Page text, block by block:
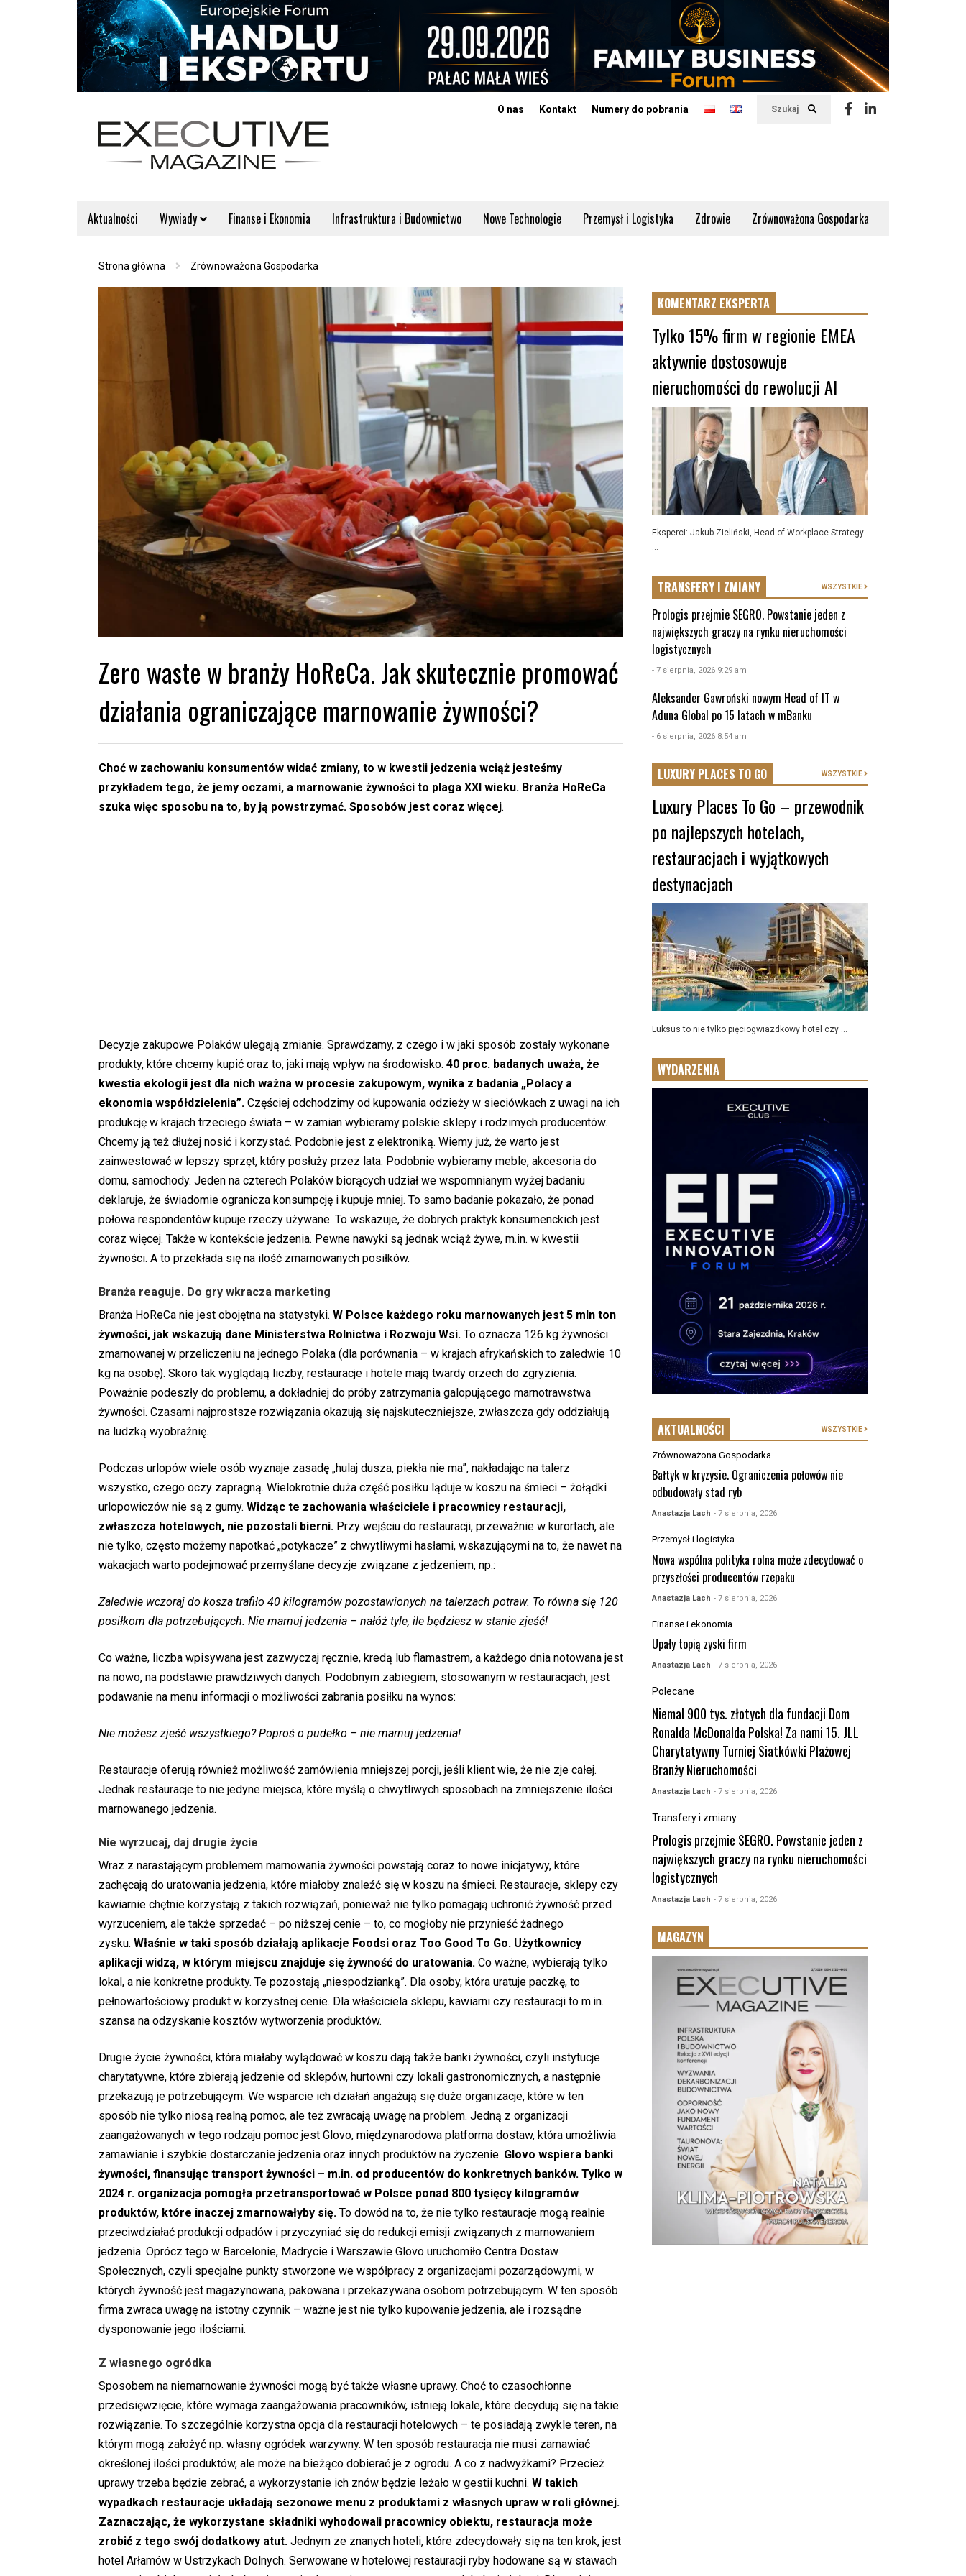
Szukaj
O nas Kontakt Numery do pobrania
Aktualności Wywiady Finanse i Ekonomia Infrastruktura i Budownictwo Nowe Technologie Przemysł i Logistyka Zdrowie Zrównoważona Gospodarka
Strona główna Zrównoważona Gospodarka
Zero waste w branży HoReCa. Jak skutecznie promować
działania ograniczające marnowanie żywności?
Choć w zachowaniu konsumentów widać zmiany, to w kwestii jedzenia wciąż jesteśmy
przykładem tego, że jemy oczami, a marnowanie żywności to plaga XXI wieku. Branża HoReCa
szuka więc sposobu na to, by ją powstrzymać. Sposobów jest coraz więcej.
Decyzje zakupowe Polaków ulegają zmianie. Sprawdzamy, z czego i w jaki sposób zostały wykonane
produkty, które chcemy kupić oraz to, jaki mają wpływ na środowisko. 40 proc. badanych uważa, że
kwestia ekologii jest dla nich ważna w procesie zakupowym, wynika z badania „Polacy a
ekonomia współdzielenia”. Częściej odchodzimy od kupowania odzieży w sieciówkach z uwagi na ich
produkcję w krajach trzeciego świata – w zamian wybieramy polskie sklepy i rodzimych producentów.
Chcemy ją też dłużej nosić i korzystać. Podobnie jest z elektroniką. Wiemy już, że warto jest
zainwestować w lepszy sprzęt, który posłuży przez lata. Podobnie wybieramy meble, akcesoria do
domu, samochody. Jeden na czterech Polaków biorących udział we wspomnianym wyżej badaniu
deklaruje, że świadomie ogranicza konsumpcję i kupuje mniej. To samo badanie pokazało, że ponad
połowa respondentów kupuje rzeczy używane. To wskazuje, że dobrych praktyk konsumenckich jest
coraz więcej. Także w kontekście jedzenia. Pewne nawyki są jednak wciąż żywe, m.in. w kwestii
żywności. A to przekłada się na ilość zmarnowanych posiłków.
Branża reaguje. Do gry wkracza marketing
Branża HoReCa nie jest obojętna na statystyki. W Polsce każdego roku marnowanych jest 5 mln ton
żywności, jak wskazują dane Ministerstwa Rolnictwa i Rozwoju Wsi. To oznacza 126 kg żywności
zmarnowanej w przeliczeniu na jednego Polaka (dla porównania – w krajach afrykańskich to zaledwie 10
kg na osobę). Skoro tak wyglądają liczby, restauracje i hotele mają twardy orzech do zgryzienia.
Poważnie podeszły do problemu, a dokładniej do próby zatrzymania galopującego marnotrawstwa
żywności. Czasami najprostsze rozwiązania okazują się najskuteczniejsze, zwłaszcza gdy oddziałują
na ludzką wyobraźnię.
Podczas urlopów wiele osób wyznaje zasadę „hulaj dusza, piekła nie ma”, nakładając na talerz
wszystko, czego oczy zapragną. Wielokrotnie duża część posiłku ląduje w koszu na śmieci – żołądki
urlopowiczów nie są z gumy. Widząc te zachowania właściciele i pracownicy restauracji,
zwłaszcza hotelowych, nie pozostali bierni. Przy wejściu do restauracji, przeważnie w kurortach, ale
nie tylko, często możemy napotkać „potykacze” z chwytliwymi hasłami, wskazującymi na to, że nawet na
wakacjach warto podejmować przemyślane decyzje związane z jedzeniem, np.:
Zaledwie wczoraj do kosza trafiło 40 kilogramów pozostawionych na talerzach potraw. To równa się 120
posiłkom dla potrzebujących. Nie marnuj jedzenia – nałóż tyle, ile będziesz w stanie zjeść!
Co ważne, liczba wpisywana jest zazwyczaj ręcznie, kredą lub flamastrem, a każdego dnia notowana jest
na nowo, na podstawie prawdziwych danych. Podobnym zabiegiem, stosowanym w restauracjach, jest
podawanie na menu informacji o możliwości zabrania posiłku na wynos:
Nie możesz zjeść wszystkiego? Poproś o pudełko – nie marnuj jedzenia!
Restauracje oferują również możliwość zamówienia mniejszej porcji, jeśli klient wie, że nie zje całej.
Jednak restauracje to nie jedyne miejsca, które myślą o chwytliwych sposobach na zmniejszenie ilości
marnowanego jedzenia.
Nie wyrzucaj, daj drugie życie
Wraz z narastającym problemem marnowania żywności powstają coraz to nowe inicjatywy, które
zachęcają do uratowania jedzenia, które miałoby znaleźć się w koszu na śmieci. Restauracje, sklepy czy
kawiarnie chętnie korzystają z takich rozwiązań, ponieważ nie tylko pomagają uchronić żywność przed
wyrzuceniem, ale także sprzedać – po niższej cenie – to, co mogłoby nie przynieść żadnego
zysku. Właśnie w taki sposób działają aplikacje Foodsi oraz Too Good To Go. Użytkownicy
aplikacji widzą, w którym miejscu znajduje się żywność do uratowania. Co ważne, wybierają tylko
lokal, a nie konkretne produkty. Te pozostają „niespodzianką”. Dla osoby, która uratuje paczkę, to
pełnowartościowy produkt w korzystnej cenie. Dla właściciela sklepu, kawiarni czy restauracji to m.in.
szansa na odzyskanie kosztów wytworzenia produktów.
Drugie życie żywności, która miałaby wylądować w koszu dają także banki żywności, czyli instytucje
charytatywne, które zbierają jedzenie od sklepów, hurtowni czy lokali gastronomicznych, a następnie
przekazują je potrzebującym. We wsparcie ich działań angażują się duże organizacje, które w ten
sposób nie tylko niosą realną pomoc, ale też zwracają uwagę na problem. Jedną z organizacji
zaangażowanych w tego rodzaju pomoc jest Glovo, międzynarodowa platforma dostaw, która umożliwia
zamawianie i szybkie dostarczanie jedzenia oraz innych produktów na życzenie. Glovo wspiera banki
żywności, finansując transport żywności – m.in. od producentów do konkretnych banków. Tylko w
2024 r. organizacja pomogła przetransportować w Polsce ponad 800 tysięcy kilogramów
produktów, które inaczej zmarnowałyby się. To dowód na to, że nie tylko restauracje mogą realnie
przeciwdziałać produkcji odpadów i przyczyniać się do redukcji emisji związanych z marnowaniem
jedzenia. Oprócz tego w Barcelonie, Madrycie i Warszawie Glovo uruchomiło Centra Dostaw
Społecznych, czyli specjalne punkty stworzone we współpracy z organizacjami pozarządowymi, w
których żywność jest magazynowana, pakowana i przekazywana osobom potrzebującym. W ten sposób
firma zwraca uwagę na istotny czynnik – ważne jest nie tylko kupowanie jedzenia, ale i rozsądne
dysponowanie jego ilościami.
Z własnego ogródka
Sposobem na niemarnowanie żywności mogą być także własne uprawy. Choć to czasochłonne
przedsięwzięcie, które wymaga zaangażowania pracowników, istnieją lokale, które decydują się na takie
rozwiązanie. To szczególnie korzystna opcja dla restauracji hotelowych – te posiadają zwykle teren, na
którym mogą założyć np. własny ogródek warzywny. W ten sposób restauracja nie musi zamawiać
określonej ilości produktów, ale może na bieżąco dobierać je z ogrodu. A co z nadwyżkami? Przecież
uprawy trzeba będzie zebrać, a wykorzystanie ich znów będzie leżało w gestii kuchni. W takich
wypadkach restauracje układają sezonowe menu z produktami z własnych upraw w roli głównej.
Zaznaczając, że wykorzystane składniki wyhodowali pracownicy obiektu, restauracja może
zrobić z tego swój dodatkowy atut. Jednym ze znanych hoteli, które zdecydowały się na ten krok, jest
hotel Arłamów w Ustrzykach Dolnych. Serwowane w hotelowej restauracji ryby hodowane są w stawach
KOMENTARZ EKSPERTA
Tylko 15% firm w regionie EMEA
aktywnie dostosowuje
nieruchomości do rewolucji AI
Eksperci: Jakub Zieliński, Head of Workplace Strategy
...
TRANSFERY I ZMIANY WSZYSTKIE
Prologis przejmie SEGRO. Powstanie jeden z
największych graczy na rynku nieruchomości
logistycznych
- 7 sierpnia, 2026 9:29 am
Aleksander Gawroński nowym Head of IT w
Aduna Global po 15 latach w mBanku
- 6 sierpnia, 2026 8:54 am
LUXURY PLACES TO GO WSZYSTKIE
Luxury Places To Go – przewodnik
po najlepszych hotelach,
restauracjach i wyjątkowych
destynacjach
Luksus to nie tylko pięciogwiazdkowy hotel czy ...
WYDARZENIA
AKTUALNOŚCI WSZYSTKIE
Zrównoważona Gospodarka
Bałtyk w kryzysie. Ograniczenia połowów nie
odbudowały stad ryb
Anastazja Lach - 7 sierpnia, 2026
Przemysł i logistyka
Nowa wspólna polityka rolna może zdecydować o
przyszłości producentów rzepaku
Anastazja Lach - 7 sierpnia, 2026
Finanse i ekonomia
Upały topią zyski firm
Anastazja Lach - 7 sierpnia, 2026
Polecane
Niemal 900 tys. złotych dla fundacji Dom
Ronalda McDonalda Polska! Za nami 15. JLL
Charytatywny Turniej Siatkówki Plażowej
Branży Nieruchomości
Anastazja Lach - 7 sierpnia, 2026
Transfery i zmiany
Prologis przejmie SEGRO. Powstanie jeden z
największych graczy na rynku nieruchomości
logistycznych
Anastazja Lach - 7 sierpnia, 2026
MAGAZYN